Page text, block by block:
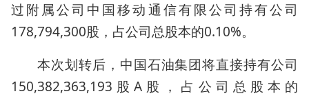
过附属公司中国移动通信有限公司持有公司
178,794,300股，占公司总股本的0.10%。
本次划转后，中国石油集团将直接持有公司
150,382,363,193股A股，占公司总股本的